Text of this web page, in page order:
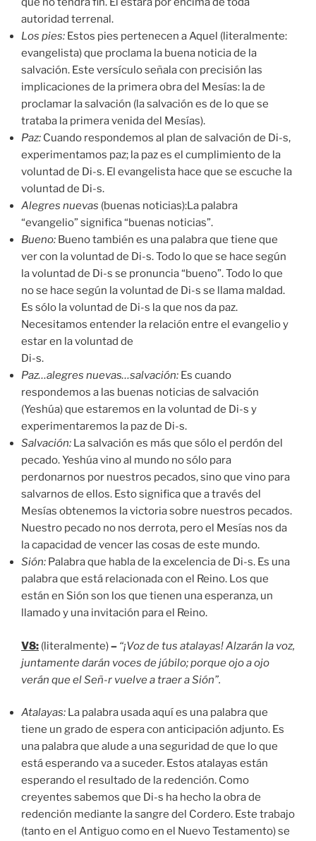
autoridad terrenal.
Los pies: Estos pies pertenecen a Aquel (literalmente:
evangelista) que proclama la buena noticia de la
salvación. Este versículo señala con precisión las
implicaciones de la primera obra del Mesías: la de
proclamar la salvación (la salvación es de lo que se
trataba la primera venida del Mesías).
Paz: Cuando respondemos al plan de salvación de Di-s,
experimentamos paz; la paz es el cumplimiento de la
voluntad de Di-s. El evangelista hace que se escuche la
voluntad de Di-s.
Alegres nuevas (buenas noticias):La palabra
“evangelio” significa “buenas noticias”.
Bueno: Bueno también es una palabra que tiene que
ver con la voluntad de Di-s. Todo lo que se hace según
la voluntad de Di-s se pronuncia “bueno”. Todo lo que
no se hace según la voluntad de Di-s se llama maldad.
Es sólo la voluntad de Di-s la que nos da paz.
Necesitamos entender la relación entre el evangelio y
estar en la voluntad de
Di-s.
Paz…alegres nuevas…salvación: Es cuando
respondemos a las buenas noticias de salvación
(Yeshúa) que estaremos en la voluntad de Di-s y
experimentaremos la paz de Di-s.
Salvación: La salvación es más que sólo el perdón del
pecado. Yeshúa vino al mundo no sólo para
perdonarnos por nuestros pecados, sino que vino para
salvarnos de ellos. Esto significa que a través del
Mesías obtenemos la victoria sobre nuestros pecados.
Nuestro pecado no nos derrota, pero el Mesías nos da
la capacidad de vencer las cosas de este mundo.
Sión: Palabra que habla de la excelencia de Di-s. Es una
palabra que está relacionada con el Reino. Los que
están en Sión son los que tienen una esperanza, un
llamado y una invitación para el Reino.
V8: (literalmente)– “¡Voz de tus atalayas! Alzarán la voz,
juntamente darán voces de júbilo; porque ojo a ojo
verán que elSeñ-r vuelve a traer aSión”.
Atalayas: La palabra usada aquí es una palabra que
tiene un grado de espera con anticipación adjunto. Es
una palabra que alude a una seguridad de que lo que
está esperando va a suceder. Estos atalayas están
esperando el resultado de la redención. Como
creyentes sabemos que Di-s ha hecho la obra de
redención mediante la sangre del Cordero. Este trabajo
(tanto en el Antiguo como en el Nuevo Testamento) se